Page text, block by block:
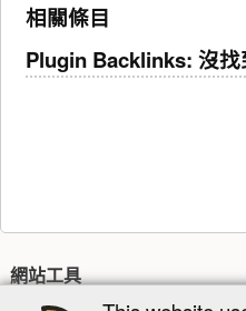
相關條目
Plugin Backlinks: 沒找
網站工具